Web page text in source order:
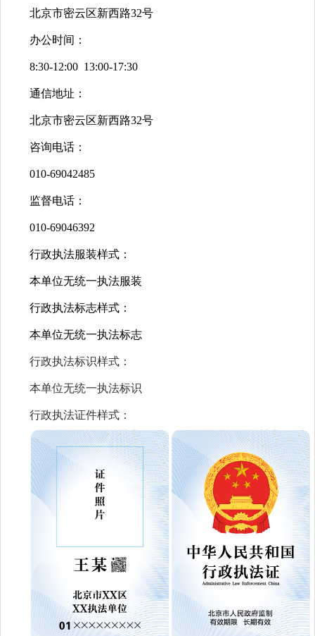
北京市密云区新西路32号
办公时间：
8:30-12:00 13:00-17:30
通信地址：
北京市密云区新西路32号
咨询电话：
010-69042485
监督电话：
010-69046392
行政执法服装样式：
本单位无统一执法服装
行政执法标志样式：
本单位无统一执法标志
行政执法标识样式：
本单位无统一执法标识
行政执法证件样式：